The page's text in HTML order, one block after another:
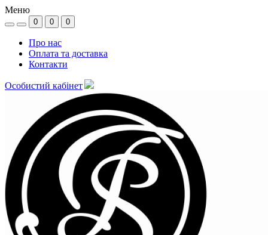
Меню
0 0 0
Про нас
Оплата та доставка
Контакти
Особистий кабінет